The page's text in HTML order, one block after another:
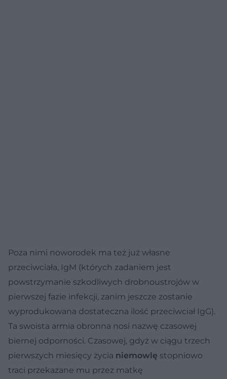
Poza nimi noworodek ma też już własne
przeciwciała, IgM (których zadaniem jest
powstrzymanie szkodliwych drobnoustrojów w
pierwszej fazie infekcji, zanim jeszcze zostanie
wyprodukowana dostateczna ilość przeciwciał IgG).
Ta swoista armia obronna nosi nazwę czasowej
biernej odporności. Czasowej, gdyż w ciągu trzech
pierwszych miesięcy życia niemowlę stopniowo
traci przekazane mu przez matkę